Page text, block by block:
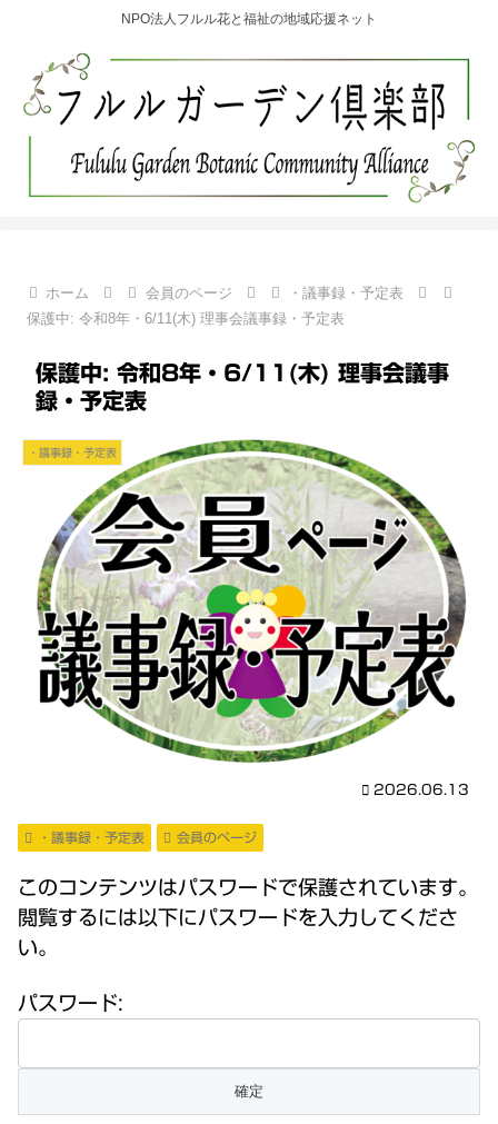
NPO法人フルル花と福祉の地域応援ネット
ホーム 会員のページ
・議事録・予定表
保護中: 令和8年・6/11(木) 理事会議事録・予定表
保護中: 令和8年・6/11(木) 理事会議事
録・予定表
・議事録・予定表
2026.06.13
・議事録・予定表 会員のページ
このコンテンツはパスワードで保護されています。
閲覧するには以下にパスワードを入力してくださ
い。
パスワード: